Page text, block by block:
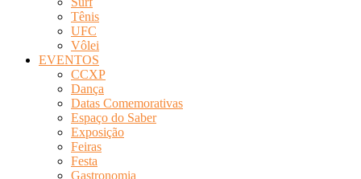
Tênis
UFC
Vôlei
EVENTOS
CCXP
Dança
Datas Comemorativas
Espaço do Saber
Exposição
Feiras
Festa
Gastronomia